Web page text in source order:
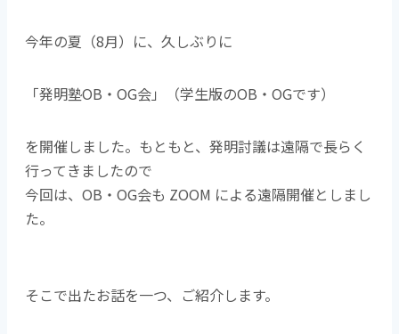
今年の夏（8月）に、久しぶりに
「発明塾OB・OG会」（学生版のOB・OGです）
を開催しました。もともと、発明討議は遠隔で長らく
行ってきましたので
今回は、OB・OG会も ZOOM による遠隔開催としまし
た。
そこで出たお話を一つ、ご紹介します。